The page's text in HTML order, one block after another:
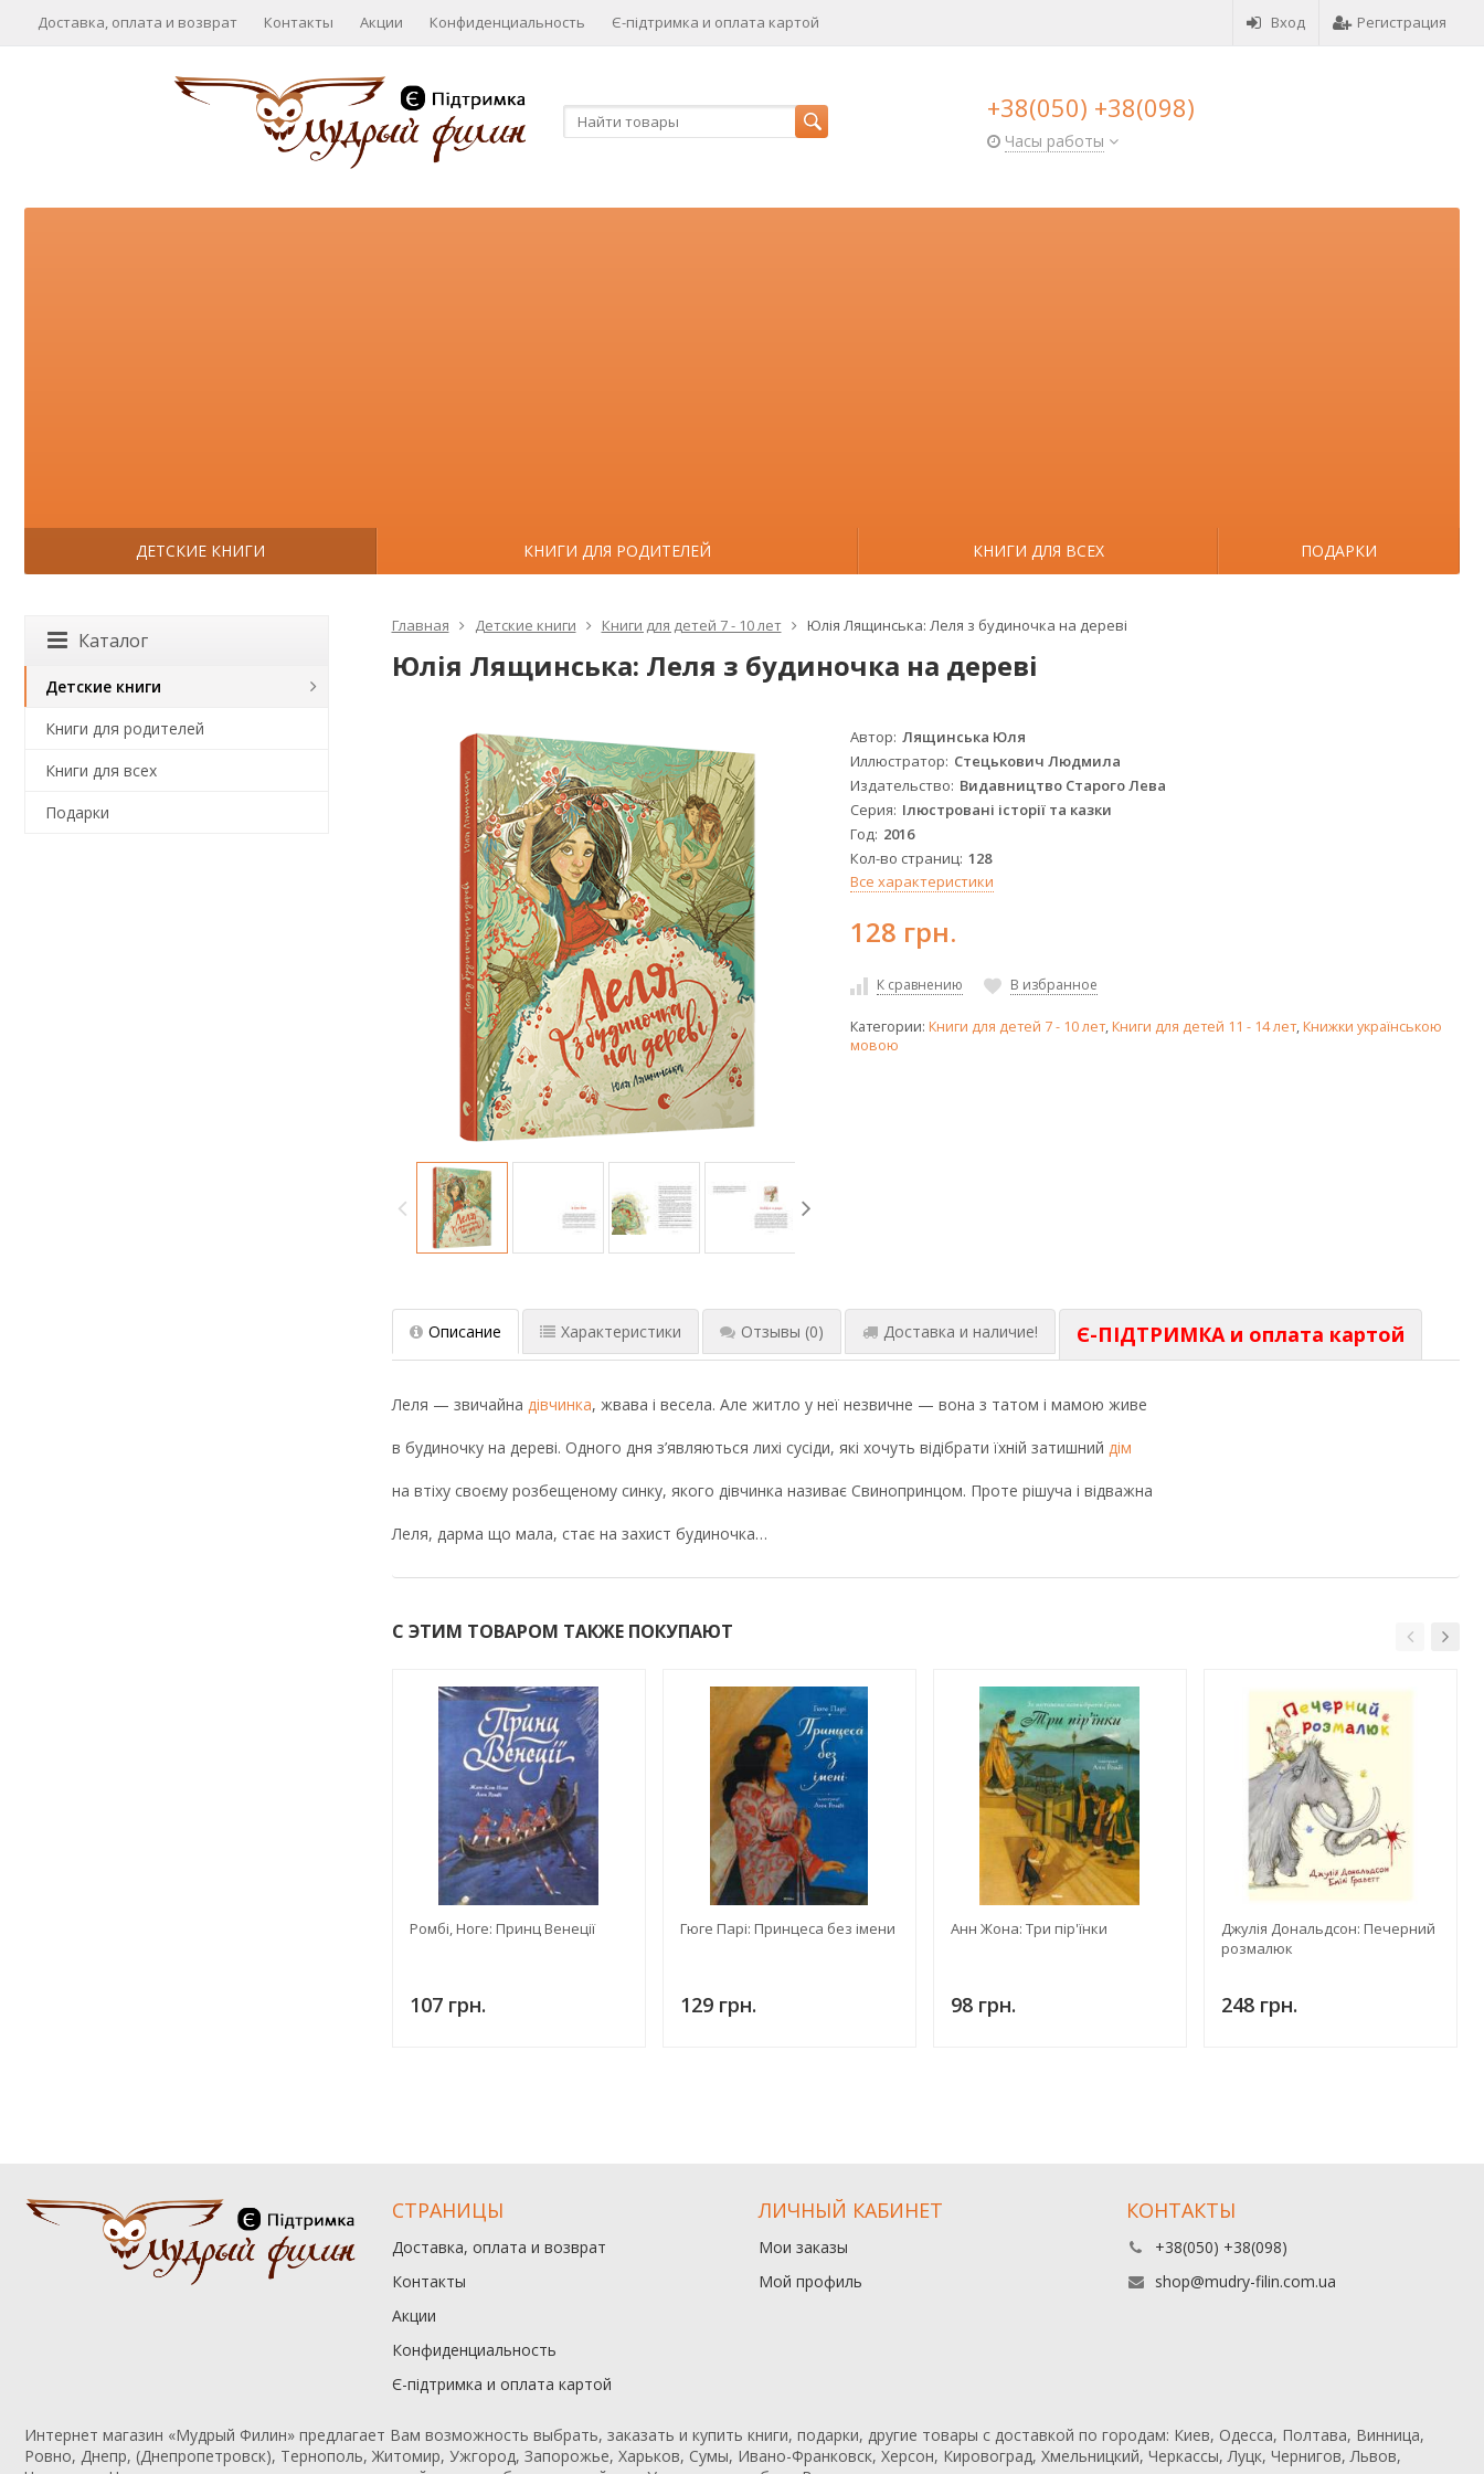
Вход Регистрация
Доставка, оплата и возврат Контакты Акции Конфиденциальность Є-підтримка и оплата картой
+38(050) +38(098)
Часы работы
ДЕТСКИЕ КНИГИ КНИГИ ДЛЯ РОДИТЕЛЕЙ КНИГИ ДЛЯ ВСЕХ ПОДАРКИ
Главная Детские книги Книги для детей 7 - 10 лет Юлія Лящинська: Леля з будиночка на дереві
Юлія Лящинська: Леля з будиночка на дереві
Автор Лящинська Юля
Иллюстратор Стецькович Людмила
Издательство Видавництво Старого Лева
Серия Ілюстровані історії та казки
Год 2016
Кол-во страниц 128
Все характеристики
128 грн.
К сравнению В избранное
Категории:Книги для детей 7 - 10 лет,Книги для детей 11 - 14 лет,Книжки українською
мовою
Описание Характеристики Отзывы (0) Доставка и наличие! Є-ПІДТРИМКА и оплата картой
Леля — звичайна дівчинка, жвава і весела. Але житло у неї незвичне — вона з татом і мамою живе
в будиночку на дереві. Одного дня з’являються лихі сусіди, які хочуть відібрати їхній затишний дім
на втіху своєму розбещеному синку, якого дівчинка називає Свинопринцом. Проте рішуча і відважна
Леля, дарма що мала, стає на захист будиночка…
С ЭТИМ ТОВАРОМ ТАКЖЕ ПОКУПАЮТ
Ромбі, Ноге: Принц Венеції
107 грн.
Гюге Парі: Принцеса без імени
129 грн.
Анн Жона: Три пiр'їнки
98 грн.
Джулія Дональдсон: Печерний
розмалюк
248 грн.
Каталог
Детские книги
Книги для родителей
Книги для всех
Подарки
СТРАНИЦЫ
Доставка, оплата и возврат
Контакты
Акции
Конфиденциальность
Є-підтримка и оплата картой
ЛИЧНЫЙ КАБИНЕТ
Мои заказы
Мой профиль
КОНТАКТЫ
+38(050) +38(098)
shop@mudry-filin.com.ua
Интернет магазин «Мудрый Филин» предлагает Вам возможность выбрать, заказать и купить книги, подарки, другие товары с доставкой по городам: Киев, Одесса, Полтава, Винница,
Ровно, Днепр, (Днепропетровск), Тернополь, Житомир, Ужгород, Запорожье, Харьков, Сумы, Ивано-Франковск, Херсон, Кировоград, Хмельницкий, Черкассы, Луцк, Чернигов, Львов,